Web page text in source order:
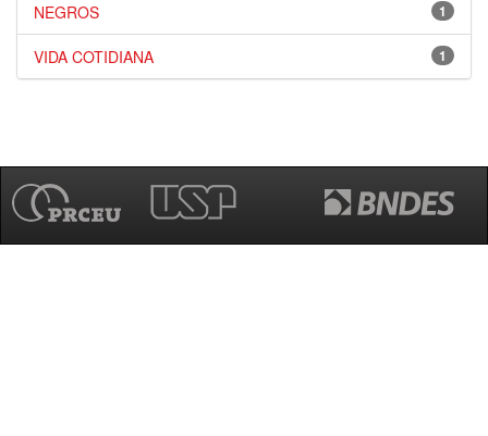
1
NEGROS
1
VIDA COTIDIANA